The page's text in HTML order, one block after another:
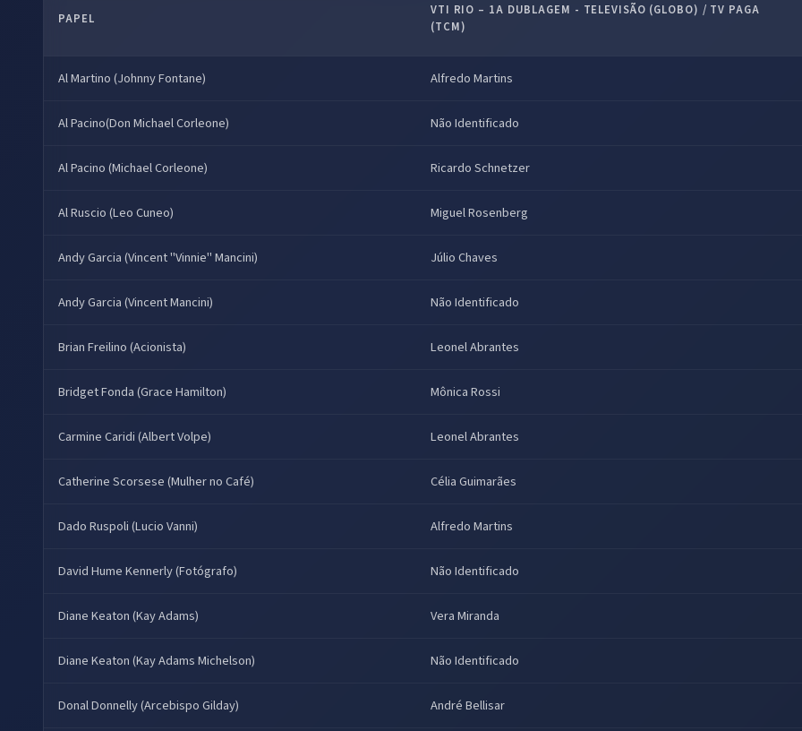
PAPEL
VTI RIO – 1A DUBLAGEM - TELEVISÃO (GLOBO) / TV PAGA
(TCM)
Al Martino (Johnny Fontane) Alfredo Martins
Al Pacino(Don Michael Corleone) Não Identificado
Al Pacino (Michael Corleone) Ricardo Schnetzer
Al Ruscio (Leo Cuneo) Miguel Rosenberg
Andy Garcia (Vincent "Vinnie" Mancini) Júlio Chaves
Andy Garcia (Vincent Mancini) Não Identificado
Brian Freilino (Acionista) Leonel Abrantes
Bridget Fonda (Grace Hamilton) Mônica Rossi
Carmine Caridi (Albert Volpe) Leonel Abrantes
Catherine Scorsese (Mulher no Café) Célia Guimarães
Dado Ruspoli (Lucio Vanni) Alfredo Martins
David Hume Kennerly (Fotógrafo) Não Identificado
Diane Keaton (Kay Adams) Vera Miranda
Diane Keaton (Kay Adams Michelson) Não Identificado
Donal Donnelly (Arcebispo Gilday) André Bellisar